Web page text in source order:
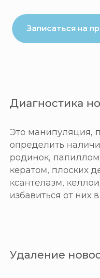
Записаться на
Диагностика
Это манипуляция,
определить
родинок,
кератом, плоских
ксантелазм,
избавиться от них
Удаление